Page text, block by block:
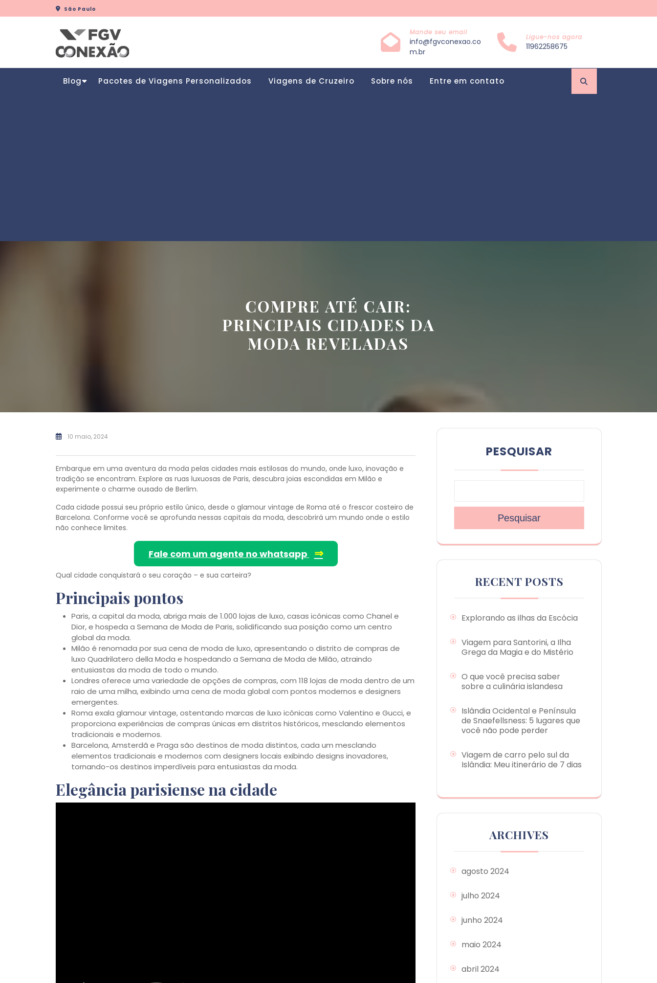
to
São Paulo
Mande seu email
info@fgvconexao.co
m.br
Ligue-nos agora
11962258675
Blog Pacotes de Viagens Personalizados Viagens de Cruzeiro Sobre nós Entre em contato
COMPRE ATÉ CAIR:
PRINCIPAIS CIDADES DA
MODA REVELADAS
10 maio, 2024
Embarque em uma aventura da moda pelas cidades mais estilosas do mundo, onde luxo, inovação e
tradição se encontram. Explore as ruas luxuosas de Paris, descubra joias escondidas em Milão e
experimente o charme ousado de Berlim.
Cada cidade possui seu próprio estilo único, desde o glamour vintage de Roma até o frescor costeiro de
Barcelona. Conforme você se aprofunda nessas capitais da moda, descobrirá um mundo onde o estilo
não conhece limites.
Fale com um agente no whatsapp ⇒
Qual cidade conquistará o seu coração – e sua carteira?
Principais pontos
Paris, a capital da moda, abriga mais de 1.000 lojas de luxo, casas icônicas como Chanel e
Dior, e hospeda a Semana de Moda de Paris, solidificando sua posição como um centro
global da moda.
Milão é renomada por sua cena de moda de luxo, apresentando o distrito de compras de
luxo Quadrilatero della Moda e hospedando a Semana de Moda de Milão, atraindo
entusiastas da moda de todo o mundo.
Londres oferece uma variedade de opções de compras, com 118 lojas de moda dentro de um
raio de uma milha, exibindo uma cena de moda global com pontos modernos e designers
emergentes.
Roma exala glamour vintage, ostentando marcas de luxo icônicas como Valentino e Gucci, e
proporciona experiências de compras únicas em distritos históricos, mesclando elementos
tradicionais e modernos.
Barcelona, Amsterdã e Praga são destinos de moda distintos, cada um mesclando
elementos tradicionais e modernos com designers locais exibindo designs inovadores,
tornando-os destinos imperdíveis para entusiastas da moda.
Elegância parisiense na cidade
PESQUISAR
Pesquisar
RECENT POSTS
Explorando as ilhas da Escócia
Viagem para Santorini, a Ilha
Grega da Magia e do Mistério
O que você precisa saber
sobre a culinária islandesa
Islândia Ocidental e Península
de Snaefellsness: 5 lugares que
você não pode perder
Viagem de carro pelo sul da
Islândia: Meu itinerário de 7 dias
ARCHIVES
agosto 2024
julho 2024
junho 2024
maio 2024
abril 2024